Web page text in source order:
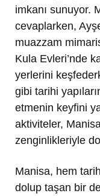
imkanı sunuyor.
cevaplarken,
muazzam
Kula Evleri’nde
yerlerini
gibi tarihi
etmenin keyfini
aktiviteler,
zenginlikleriyle
Manisa, hem
dolup taşan bir